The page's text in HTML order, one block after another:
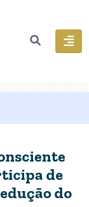
de
do